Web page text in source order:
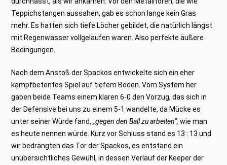
Teppichstangen aussahen, gab es schon lange kein Gras
mehr. Es hatten sich tiefe Löcher gebildet, die natürlich längst
mit Regenwasser vollgelaufen waren. Also perfekte äußere
Bedingungen.
Nach dem Anstoß der Spackos entwickelte sich ein eher
kampfbetontes Spiel auf tiefem Boden. Vom System her
gaben beide Teams einem klaren 6-0 den Vorzug, das sich in
der Defensive bei uns zu einem 5-1 wandelte, da Mücke es
unter seiner Würde fand,„gegen den Ball zu arbeiten“,wie man
es heute nennen würde. Kurz vor Schluss stand es 13 : 13 und
wir bedrängten das Tor der Spackos, es entstand ein
unübersichtliches Gewühl, in dessen Verlauf der Keeper der